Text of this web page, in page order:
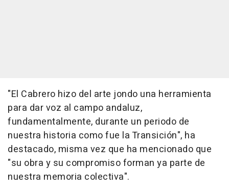
"El Cabrero hizo del arte jondo una herramienta
para dar voz al campo andaluz,
fundamentalmente, durante un periodo de
nuestra historia como fue la Transición", ha
destacado, misma vez que ha mencionado que
"su obra y su compromiso forman ya parte de
nuestra memoria colectiva".